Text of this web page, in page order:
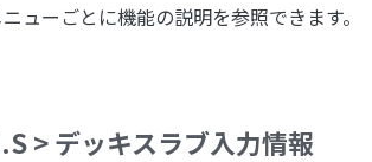
ューごとに機能の説明を参照できます。
> デッキスラブ入力情報